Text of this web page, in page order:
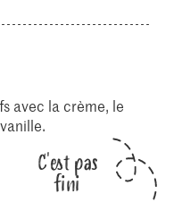
avec la crème, le
C'est pas
fini